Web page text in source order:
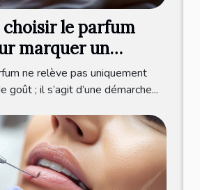
le parfum
marquer un
?
ne relève pas uniquement
goût ; il s’agit d’une démarche...